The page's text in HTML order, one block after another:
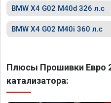
BMW X4 G02 M40d 326 л.с
BMW X4 G02 M40i 360 л.с
Плюсы Прошивки Евро
катализатора: